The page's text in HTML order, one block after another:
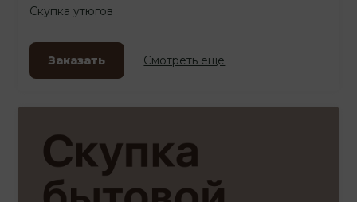
Скупка утюгов
Заказать Смотреть еще